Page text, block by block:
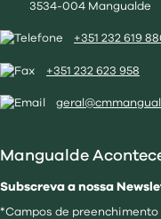
3534-004 Mangualde
+351 232 619
+351 232 623 958
Mangualde
Subscreva a nossa
*Campos de